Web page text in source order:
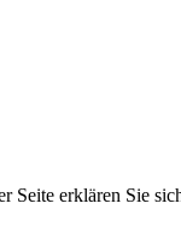
erklären Sie